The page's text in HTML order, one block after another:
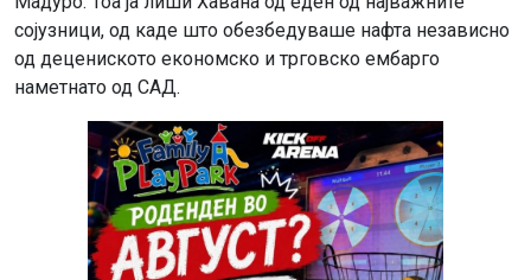
сојузници, од каде што обезбедуваше нафта независно
од децениското економско и трговско ембарго
наметнато од САД.